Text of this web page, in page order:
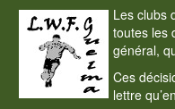
Les clubs
toutes les
général,
Ces
lettre